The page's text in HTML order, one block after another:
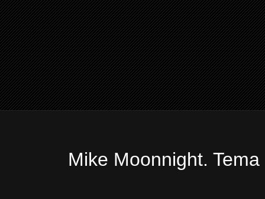
Mike Moonnight.